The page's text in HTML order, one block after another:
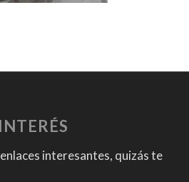
interesantes, quizás te